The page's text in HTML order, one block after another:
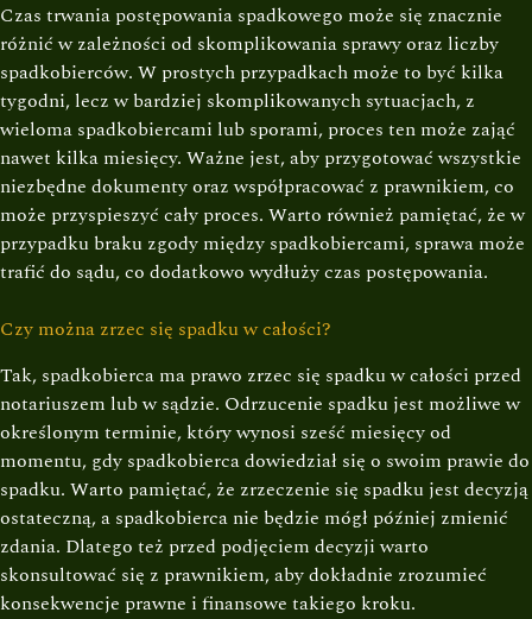
Czas trwania postępowania spadkowego może się znacznie
różnić w zależności od skomplikowania sprawy oraz liczby
spadkobierców. W prostych przypadkach może to być kilka
tygodni, lecz w bardziej skomplikowanych sytuacjach, z
wieloma spadkobiercami lub sporami, proces ten może zająć
nawet kilka miesięcy. Ważne jest, aby przygotować wszystkie
niezbędne dokumenty oraz współpracować z prawnikiem, co
może przyspieszyć cały proces. Warto również pamiętać, że w
przypadku braku zgody między spadkobiercami, sprawa może
trafić do sądu, co dodatkowo wydłuży czas postępowania.
Czy można zrzec się spadku w całości?
Tak, spadkobierca ma prawo zrzec się spadku w całości przed
notariuszem lub w sądzie. Odrzucenie spadku jest możliwe w
określonym terminie, który wynosi sześć miesięcy od
momentu, gdy spadkobierca dowiedział się o swoim prawie do
spadku. Warto pamiętać, że zrzeczenie się spadku jest decyzją
ostateczną, a spadkobierca nie będzie mógł później zmienić
zdania. Dlatego też przed podjęciem decyzji warto
skonsultować się z prawnikiem, aby dokładnie zrozumieć
konsekwencje prawne i finansowe takiego kroku.